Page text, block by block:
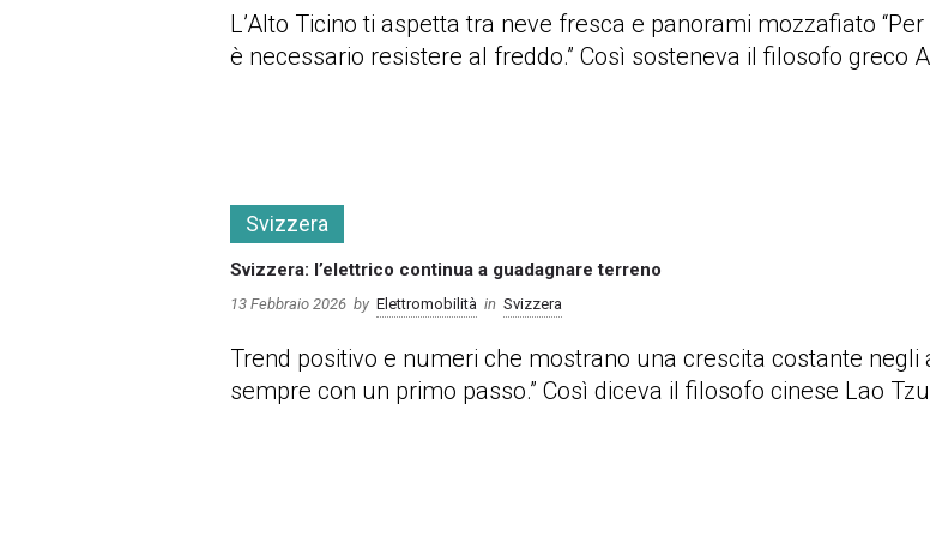
L’Alto Ticino ti aspetta tra neve fresca e panorami mozzafiato
è necessario resistere al freddo.” Così sosteneva il filosofo greco
Svizzera
Svizzera: l’elettrico continua a guadagnare terreno
13 Febbraio 2026 by Elettromobilità in Svizzera
Trend positivo e numeri che mostrano una crescita costante negli
sempre con un primo passo.” Così diceva il filosofo cinese Lao